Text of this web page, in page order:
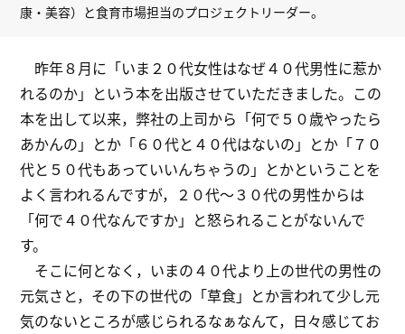
康・美容）と食育市場担当のプロジェクトリーダー。
昨年８月に「いま２０代女性はなぜ４０代男性に惹か
れるのか」という本を出版させていただきました。この
本を出して以来，弊社の上司から「何で５０歳やったら
あかんの」とか「６０代と４０代はないの」とか「７０
代と５０代もあっていいんちゃうの」とかということを
よく言われるんですが，２０代～３０代の男性からは
「何で４０代なんですか」と怒られることがないんで
す。
そこに何となく，いまの４０代より上の世代の男性の
元気さと，その下の世代の「草食」とか言われて少し元
気のないところが感じられるなぁなんて，日々感じてお